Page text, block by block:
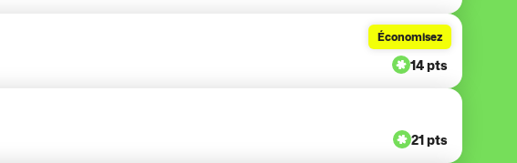
Économisez
14 pts
21 pts